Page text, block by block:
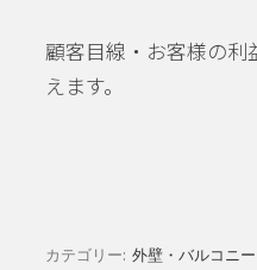
顧客目線・お客様の
えます。
カテゴリー: 外壁・バルコニー